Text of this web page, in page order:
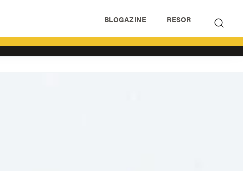
BLOGAZINE RESOR